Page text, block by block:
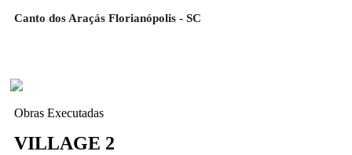
Canto dos Araçás Florianópolis - SC
Obras Executadas
VILLAGE 2